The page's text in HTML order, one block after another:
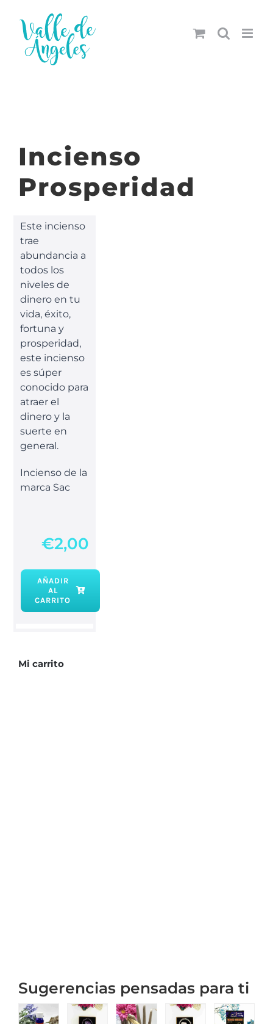
contenido
Incienso
Prosperidad
Este incienso
trae
abundancia a
todos los
niveles de
dinero en tu
vida, éxito,
fortuna y
prosperidad,
este incienso
es súper
conocido para
atraer el
dinero y la
suerte en
general.
Incienso de la
marca Sac
€2,00
Incienso
Prosperidad
AÑADIR
AL
CARRITO
Mi carrito
Sugerencias pensadas para ti